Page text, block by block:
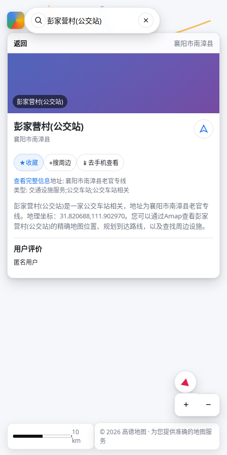
返回 襄阳市南漳县
彭家营村(公交站)
彭家营村(公交站)
襄阳市南漳县
★收藏 ⌖搜周边 📱 去手机查看
查看完整信息地址: 襄阳市南漳县老官专线
类型: 交通设施服务;公交车站;公交车站相关
彭家营村(公交站)是一家公交车站相关，地址为襄阳市南漳县老官专
线。地理坐标：31.820688,111.902970。您可以通过Amap查看彭家
营村(公交站)的精确地图位置、规划到达路线，以及查找周边设施。
用户评价
匿名用户
+ −
10
km
© 2026 高德地图 · 为您提供准确的地图服
务